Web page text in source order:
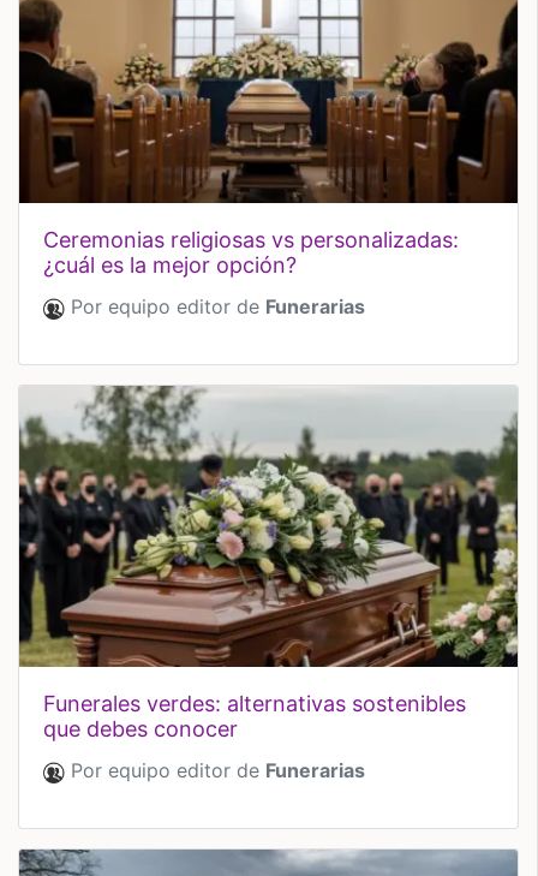
ceremonias religiosas vs personalizadas:
¿cuál es la mejor opción?
Por equipo editor de Funerarias
funerales verdes: alternativas sostenibles
que debes conocer
Por equipo editor de Funerarias